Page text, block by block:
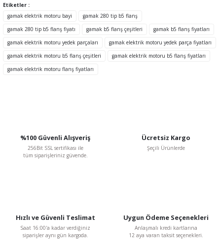
Ürün fiyatı diğer sitelerden daha pahalı.
Bu ürüne benzer farklı alternatifler olmalı.
313,56 TL
258,69 TL
436,56 TL
Etiketler :
gamak elektrik motoru bayi
gamak 280 tip b5 flanş
gamak 280 tip b5 flanş fiyatı
gamak b5 flanş çeşitleri
gamak b5 flanş fiyatları
gamak elektrik motoru yedek parçaları
gamak elektrik motoru yedek parça fiyatları
gamak elektrik motoru b5 flanş çeşitleri
gamak elektrik motoru b5 flanş fiyatları
gamak elektrik motoru flanş fiyatları
%100 Güvenli Alışveriş
256Bit SSL sertifikası ile
tüm siparişleriniz güvende.
Ücretsiz Kargo
Şeçili Ürünlerde
Hızlı ve Güvenli Teslimat
Saat 16:00'a kadar verdiğiniz
siparişler aynı gün kargoda.
Uygun Ödeme Seçenekleri
Anlaşmalı kredi kartlarına
12 aya varan taksit seçenekleri.